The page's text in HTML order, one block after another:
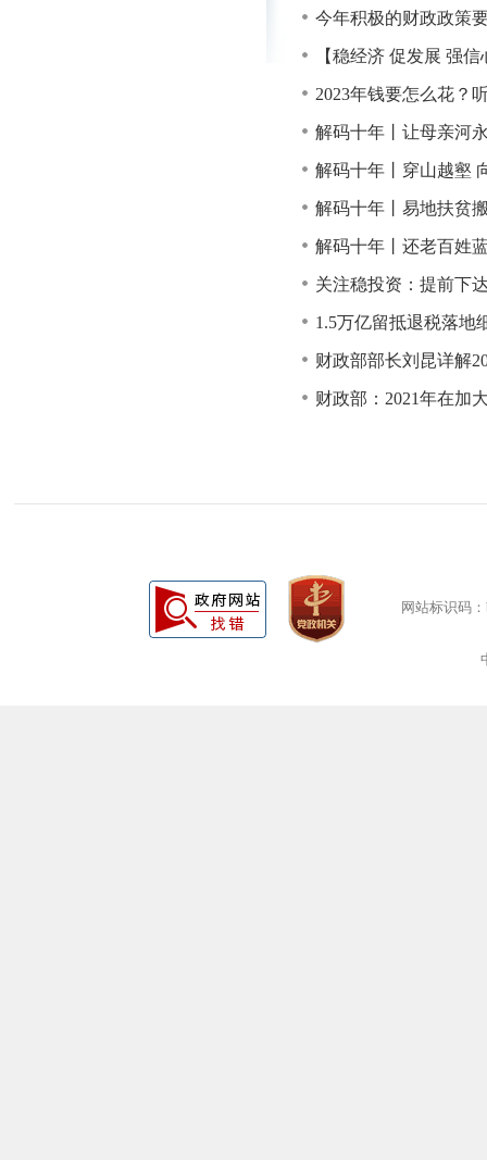
今年积极的财政政策
【稳经济 促发展 强
2023年钱要怎么花？
解码十年丨让母亲河
解码十年丨穿山越壑
解码十年丨易地扶贫
解码十年丨还老百姓
关注稳投资：提前下
1.5万亿留抵退税落地
财政部部长刘昆详解
财政部：2021年在加
网站标识码